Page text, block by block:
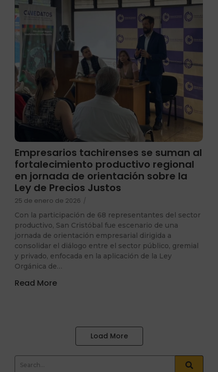
Empresarios tachirenses se suman al
fortalecimiento productivo regional
en jornada de orientación sobre la
Ley de Precios Justos
25 de enero de 2026 /
Con la participación de 68 representantes del sector
productivo, San Cristóbal fue escenario de una
jornada de orientación empresarial dirigida a
consolidar el diálogo entre el sector público, gremial
y privado, enfocada en la aplicación de la Ley
Orgánica de…
Read More
Load More